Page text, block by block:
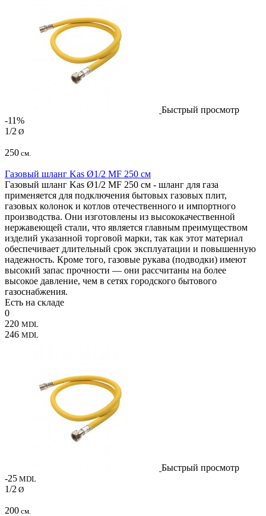
Быстрый просмотр
-11%
1/2 Ø
250 см.
Газовый шланг Kas Ø1/2 MF 250 см
Газовый шланг Kas Ø1/2 MF 250 см - шланг для газа
применяется для подключения бытовых газовых плит,
газовых колонок и котлов отечественного и импортного
производства. Они изготовлены из высококачественной
нержавеющей стали, что является главным преимуществом
изделий указанной торговой марки, так как этот материал
обеспечивает длительный срок эксплуатации и повышенную
надежность. Кроме того, газовые рукава (подводки) имеют
высокий запас прочности — они рассчитаны на более
высокое давление, чем в сетях городского бытового
газоснабжения.
Есть на складе
0
220 MDL
246 MDL
Быстрый просмотр
-25 MDL
1/2 Ø
200 см.